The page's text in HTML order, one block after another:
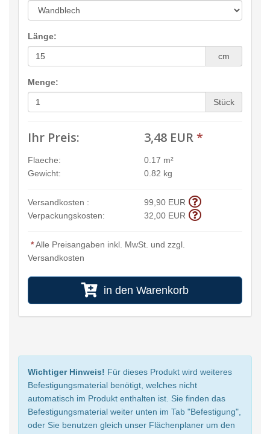
Länge:
cm
Menge:
Stück
Ihr Preis: 3,48 EUR*
Flaeche:
0.17 m²
Gewicht:
0.82 kg
Versandkosten :
99,90 EUR
Verpackungskosten:
32,00 EUR
*Alle Preisangaben inkl. MwSt. und zzgl.
Versandkosten
in den Warenkorb
Wichtiger Hinweis! Für dieses Produkt wird weiteres
Befestigungsmaterial benötigt, welches nicht
automatisch im Produkt enthalten ist. Sie finden das
Befestigungsmaterial weiter unten im Tab "Befestigung",
oder Sie benutzen gleich unser Flächenplaner um den